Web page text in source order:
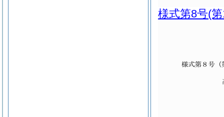
様式第8号(